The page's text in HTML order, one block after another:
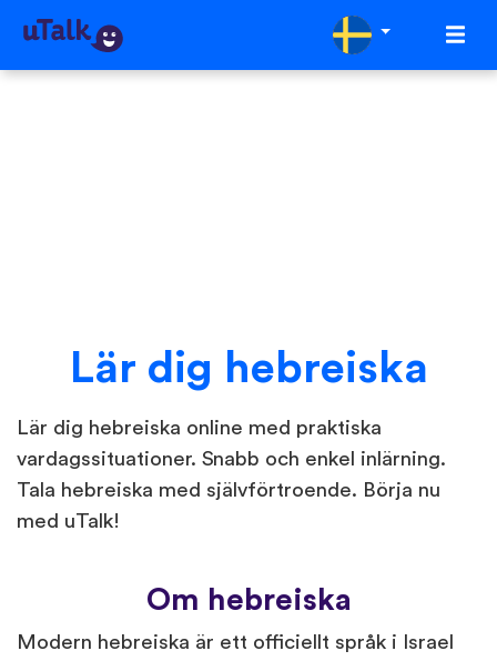
Lär dig hebreiska
Lär dig hebreiska online med praktiska
vardagssituationer. Snabb och enkel inlärning.
Tala hebreiska med självförtroende. Börja nu
med uTalk!
Om hebreiska
Modern hebreiska är ett officiellt språk i Israel